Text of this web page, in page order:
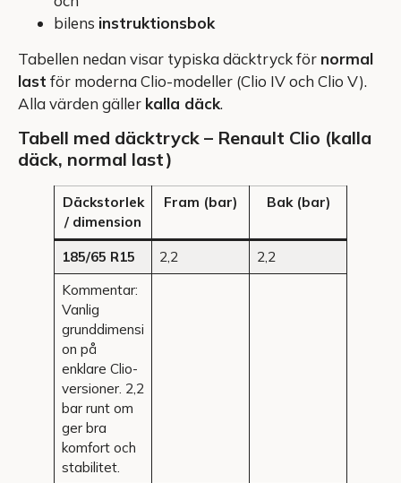
bilens instruktionsbok
Tabellen nedan visar typiska däcktryck för normal
last för moderna Clio-modeller (Clio IV och Clio V).
Alla värden gäller kalla däck.
Tabell med däcktryck – Renault Clio (kalla
däck, normal last)
Däckstorlek
/ dimension
Fram (bar) Bak (bar)
185/65 R15 2,2
2,2
Kommentar:
Vanlig
grunddimensi
on på
enklare Clio-
versioner. 2,2
bar runt om
ger bra
komfort och
stabilitet.